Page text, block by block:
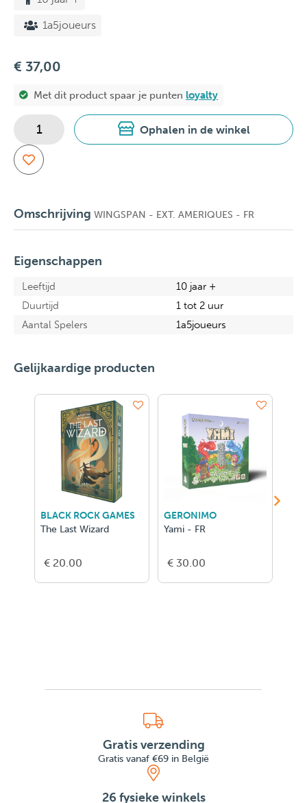
1a5joueurs
€ 37,00
Met dit product spaar je punten loyalty
Ophalen in de winkel
Omschrijving WINGSPAN - EXT. AMERIQUES - FR
Eigenschappen
Leeftijd
10 jaar +
Duurtijd
1 tot 2 uur
Aantal Spelers
1a5joueurs
Gelijkaardige producten
BLACK ROCK GAMES
The Last Wizard
€ 20.00
GERONIMO
Yami - FR
€ 30.00
Gratis verzending
Gratis vanaf €69 in België
26 fysieke winkels